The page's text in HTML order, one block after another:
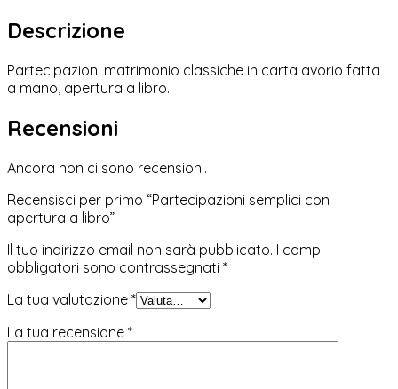
Descrizione
Partecipazioni matrimonio classiche in carta avorio fatta
a mano, apertura a libro.
Recensioni
Ancora non ci sono recensioni.
Recensisci per primo “Partecipazioni semplici con
apertura a libro”
Il tuo indirizzo email non sarà pubblicato. I campi
obbligatori sono contrassegnati *
La tua valutazione *
La tua recensione *